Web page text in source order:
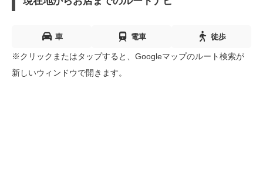
車 電車 徒歩
※クリックまたはタップすると、Googleマップのルート検索が
新しいウィンドウで開きます。